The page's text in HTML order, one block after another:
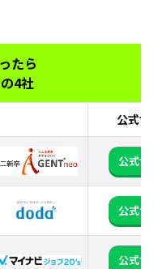
たら
4社
公式サ
公式サ
公式サ
公式サ